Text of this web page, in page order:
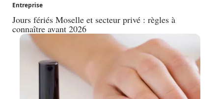
Entreprise
Jours fériés Moselle et secteur privé : règles à
connaître avant 2026